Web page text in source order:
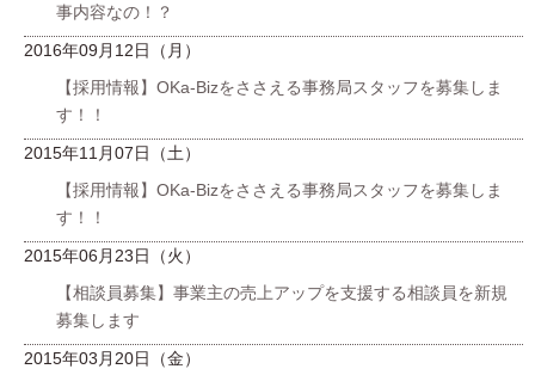
事内容なの！？
2016年09月12日（月）
【採用情報】OKa-Bizをささえる事務局スタッフを募集しま
す！！
2015年11月07日（土）
【採用情報】OKa-Bizをささえる事務局スタッフを募集しま
す！！
2015年06月23日（火）
【相談員募集】事業主の売上アップを支援する相談員を新規
募集します
2015年03月20日（金）